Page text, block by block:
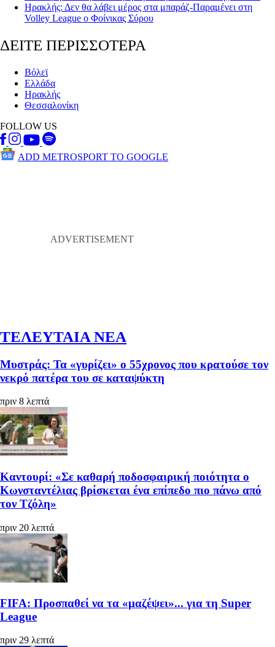
Ηρακλής: Δεν θα λάβει μέρος στα μπαράζ-Παραμένει στη
Volley League ο Φοίνικας Σύρου
ΔΕΙΤΕ ΠΕΡΙΣΣΟΤΕΡΑ
Βόλεϊ
Ελλάδα
Ηρακλής
Θεσσαλονίκη
FOLLOW US
ADD METROSPORT TO GOOGLE
ΤΕΛΕΥΤΑΙΑ ΝΕΑ
Μυστράς: Τα «γυρίζει» ο 55χρονος που κρατούσε τον
νεκρό πατέρα του σε καταψύκτη
πριν 8 λεπτά
Καντουρί: «Σε καθαρή ποδοσφαιρική ποιότητα ο
Κωνσταντέλιας βρίσκεται ένα επίπεδο πιο πάνω από
τον Τζόλη»
πριν 20 λεπτά
FIFA: Προσπαθεί να τα «μαζέψει»... για τη Super
League
πριν 29 λεπτά